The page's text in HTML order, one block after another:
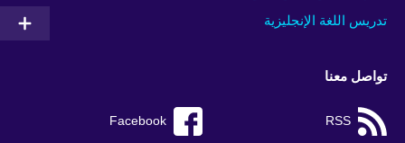
تدريس اللغة الإنجليزية
تواصل معنا
Facebook RSS